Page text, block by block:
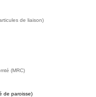
de liaison)
(MRC)
de paroisse)